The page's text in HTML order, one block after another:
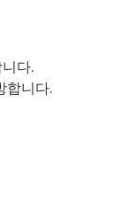
다.
합니다.